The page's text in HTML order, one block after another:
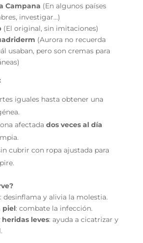
Campana (En algunos países
investigar…)
(El original, sin imitaciones)
(Aurora no recuerda
usaban, pero son cremas para
iguales hasta obtener una
afectada dos veces al día
cubrir con ropa ajustada para
: desinflama y alivia la molestia.
piel: combate la infección.
leves: ayuda a cicatrizar y